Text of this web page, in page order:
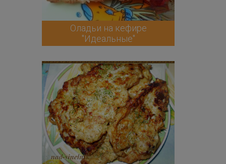
Оладьи на кефире
"Идеальные"